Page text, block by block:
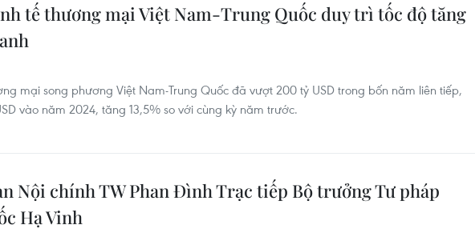
tế thương mại Việt Nam-Trung Quốc duy trì tốc độ tăng
mại song phương Việt Nam-Trung Quốc đã vượt 200 tỷ USD trong bốn năm liên tiếp,
vào năm 2024, tăng 13,5% so với cùng kỳ năm trước.
Nội chính TW Phan Đình Trạc tiếp Bộ trưởng Tư pháp
Hạ Vinh